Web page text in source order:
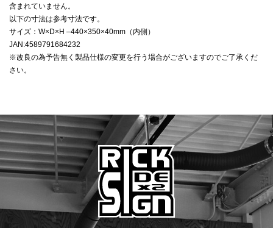
含まれていません。
以下の寸法は参考寸法です。
サイズ：W×D×H –440×350×40mm（内側）
JAN:4589791684232
※改良の為予告無く製品仕様の変更を行う場合がございますのでご了承くだ
さい。